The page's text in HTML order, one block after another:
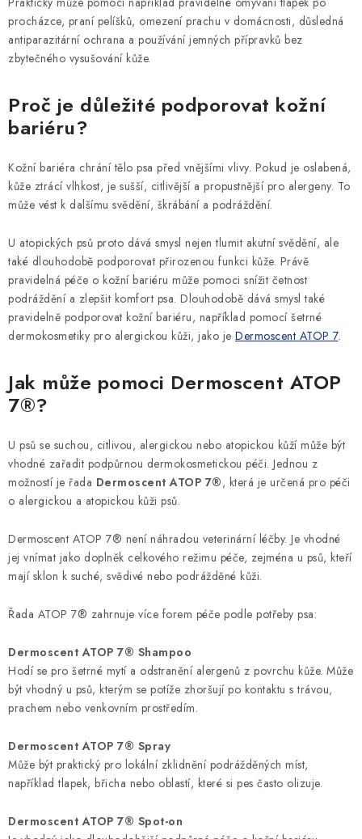
procházce, praní pelíšků, omezení prachu v domácnosti, důsledná
antiparazitární ochrana a používání jemných přípravků bez
zbytečného vysušování kůže.
Proč je důležité podporovat kožní
bariéru?
Kožní bariéra chrání tělo psa před vnějšími vlivy. Pokud je oslabená,
kůže ztrácí vlhkost, je sušší, citlivější a propustnější pro alergeny. To
může vést k dalšímu svědění, škrábání a podráždění.
U atopických psů proto dává smysl nejen tlumit akutní svědění, ale
také dlouhodobě podporovat přirozenou funkci kůže. Právě
pravidelná péče o kožní bariéru může pomoci snížit četnost
podráždění a zlepšit komfort psa. Dlouhodobě dává smysl také
pravidelně podporovat kožní bariéru, například pomocí šetrné
dermokosmetiky pro alergickou kůži, jako je Dermoscent ATOP 7.
Jak může pomoci Dermoscent ATOP
7®?
U psů se suchou, citlivou, alergickou nebo atopickou kůží může být
vhodné zařadit podpůrnou dermokosmetickou péči. Jednou z
možností je řada Dermoscent ATOP 7®, která je určená pro péči
o alergickou a atopickou kůži psů.
Dermoscent ATOP 7® není náhradou veterinární léčby. Je vhodné
jej vnímat jako doplněk celkového režimu péče, zejména u psů, kteří
mají sklon k suché, svědivé nebo podrážděné kůži.
Řada ATOP 7® zahrnuje více forem péče podle potřeby psa:
Dermoscent ATOP 7® Shampoo
Hodí se pro šetrné mytí a odstranění alergenů z povrchu kůže. Může
být vhodný u psů, kterým se potíže zhoršují po kontaktu s trávou,
prachem nebo venkovním prostředím.
Dermoscent ATOP 7® Spray
Může být praktický pro lokální zklidnění podrážděných míst,
například tlapek, břicha nebo oblastí, které si pes často olizuje.
Dermoscent ATOP 7® Spot-on